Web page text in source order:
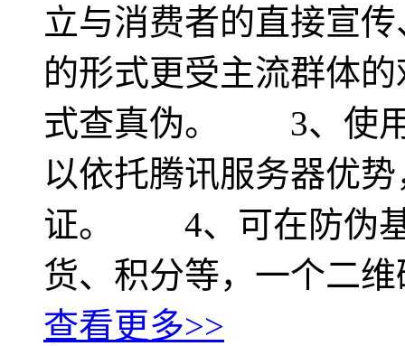
立与消费者的直接宣
的形式更受主流群体
式查真伪。 3、使用
以依托腾讯服务器优
证。 4、可在防伪基
货、积分等，一个二
查看更多>>